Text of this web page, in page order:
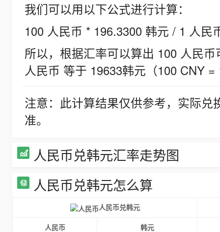
我们可以用以下公式进行计算：
100 人民币 * 196.3300 韩元 / 1 人民
所以，根据汇率可以算出 100 人民
人民币 等于 19633韩元（100 CNY =
注意：此计算结果仅供参考，实际
准。
人民币兑韩元汇率走势图
人民币兑韩元怎么算
人民币兑韩元
人民币
韩元